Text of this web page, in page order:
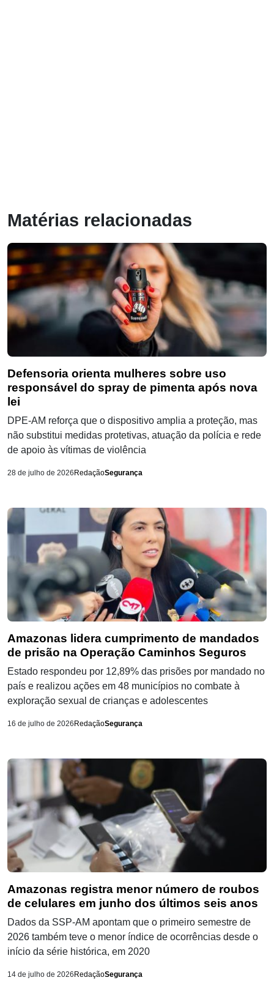
Matérias relacionadas
Defensoria orienta mulheres sobre uso
responsável do spray de pimenta após nova
lei
DPE-AM reforça que o dispositivo amplia a proteção, mas
não substitui medidas protetivas, atuação da polícia e rede
de apoio às vítimas de violência
28 de julho de 2026 RedaçãoSegurança
Amazonas lidera cumprimento de mandados
de prisão na Operação Caminhos Seguros
Estado respondeu por 12,89% das prisões por mandado no
país e realizou ações em 48 municípios no combate à
exploração sexual de crianças e adolescentes
16 de julho de 2026 RedaçãoSegurança
Amazonas registra menor número de roubos
de celulares em junho dos últimos seis anos
Dados da SSP-AM apontam que o primeiro semestre de
2026 também teve o menor índice de ocorrências desde o
início da série histórica, em 2020
14 de julho de 2026 RedaçãoSegurança